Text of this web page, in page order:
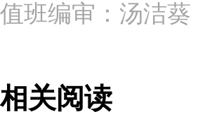
值班编审：汤洁葵
相关阅读